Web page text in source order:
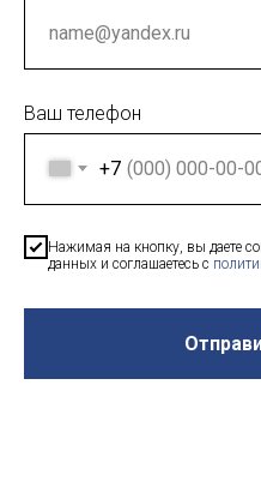
Ваш телефон
+7
Нажимая на кнопку, вы даете
данных и соглашаетесь c